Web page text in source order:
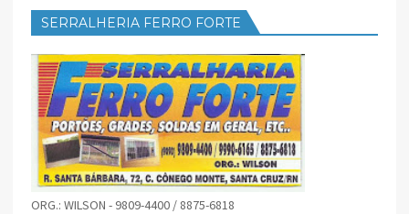
SERRALHERIA FERRO FORTE
ORG.: WILSON - 9809-4400 / 8875-6818